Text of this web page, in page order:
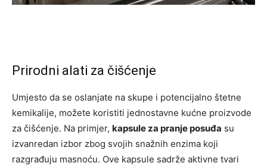
Prirodni alati za čišćenje
Umjesto da se oslanjate na skupe i potencijalno štetne
kemikalije, možete koristiti jednostavne kućne proizvode
za čišćenje. Na primjer, kapsule za pranje posuđa su
izvanredan izbor zbog svojih snažnih enzima koji
razgrađuju masnoću. Ove kapsule sadrže aktivne tvari